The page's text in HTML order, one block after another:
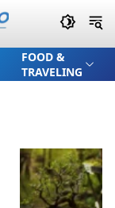
FOOD &
TRAVELING